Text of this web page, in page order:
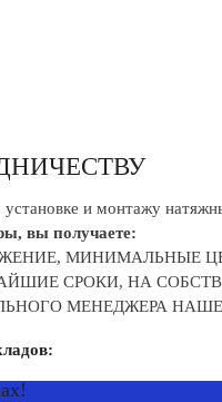
и монтажу
вы получаете:
МИНИМАЛЬНЫЕ
СРОКИ, НА
МЕНЕДЖЕРА